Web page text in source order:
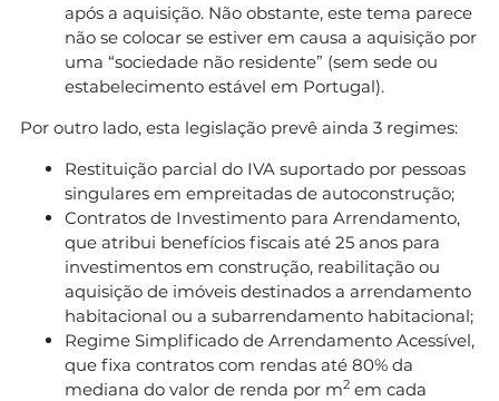
após a aquisição. Não obstante, este tema parece
não se colocar se estiver em causa a aquisição por
uma “sociedade não residente” (sem sede ou
estabelecimento estável em Portugal).
Por outro lado, esta legislação prevê ainda 3 regimes:
Restituição parcial do IVA suportado por pessoas
singulares em empreitadas de autoconstrução;
Contratos de Investimento para Arrendamento,
que atribui benefícios fiscais até 25 anos para
investimentos em construção, reabilitação ou
aquisição de imóveis destinados a arrendamento
habitacional ou a subarrendamento habitacional;
Regime Simplificado de Arrendamento Acessível,
que fixa contratos com rendas até 80% da
mediana do valor de renda por m2 em cada